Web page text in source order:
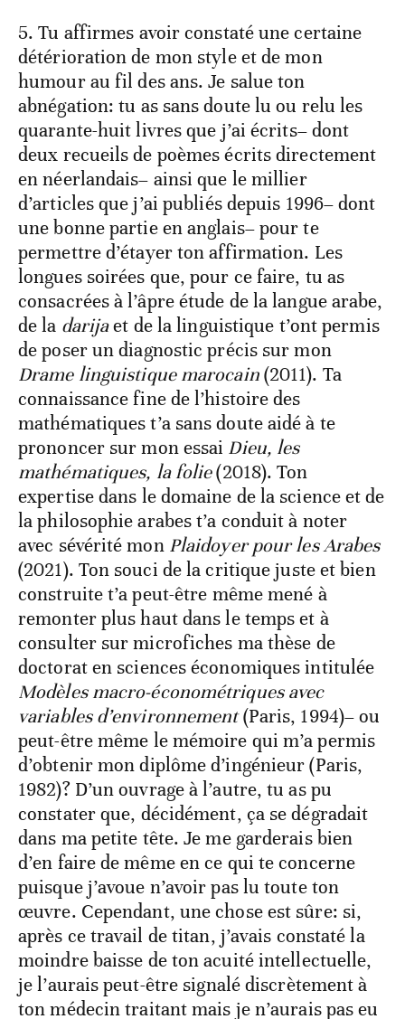
5. Tu affirmes avoir constaté une certaine
détérioration de mon style et de mon
humour au fil des ans. Je salue ton
abnégation: tu as sans doute lu ou relu les
quarante-huit livres que j’ai écrits– dont
deux recueils de poèmes écrits directement
en néerlandais– ainsi que le millier
d’articles que j’ai publiés depuis 1996– dont
une bonne partie en anglais– pour te
permettre d’étayer ton affirmation. Les
longues soirées que, pour ce faire, tu as
consacrées à l’âpre étude de la langue arabe,
de la darijaet de la linguistique t’ont permis
de poser un diagnostic précis sur mon
Drame linguistique marocain(2011). Ta
connaissance fine de l’histoire des
mathématiques t’a sans doute aidé à te
prononcer sur mon essai Dieu, les
mathématiques, la folie(2018). Ton
expertise dans le domaine de la science et de
la philosophie arabes t’a conduit à noter
avec sévérité mon Plaidoyer pour les Arabes
(2021). Ton souci de la critique juste et bien
construite t’a peut-être même mené à
remonter plus haut dans le temps et à
consulter sur microfiches ma thèse de
doctorat en sciences économiques intitulée
Modèles macro-économétriques avec
variables d’environnement(Paris, 1994)– ou
peut-être même le mémoire qui m’a permis
d’obtenir mon diplôme d’ingénieur (Paris,
1982)? D’un ouvrage à l’autre, tu as pu
constater que, décidément, ça se dégradait
dans ma petite tête. Je me garderais bien
d’en faire de même en ce qui te concerne
puisque j’avoue n’avoir pas lu toute ton
œuvre. Cependant, une chose est sûre: si,
après ce travail de titan, j’avais constaté la
moindre baisse de ton acuité intellectuelle,
je l’aurais peut-être signalé discrètement à
ton médecin traitant mais je n’aurais pas eu